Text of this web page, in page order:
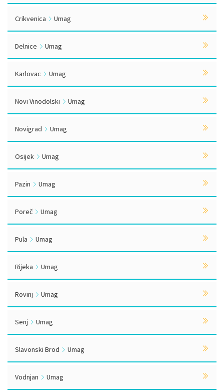
Crikvenica Umag
Delnice Umag
Karlovac Umag
Novi Vinodolski Umag
Novigrad Umag
Osijek Umag
Pazin Umag
Poreč Umag
Pula Umag
Rijeka Umag
Rovinj Umag
Senj Umag
Slavonski Brod Umag
Vodnjan Umag